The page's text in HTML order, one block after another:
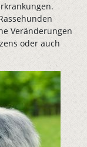
Veränderungen
oder auch